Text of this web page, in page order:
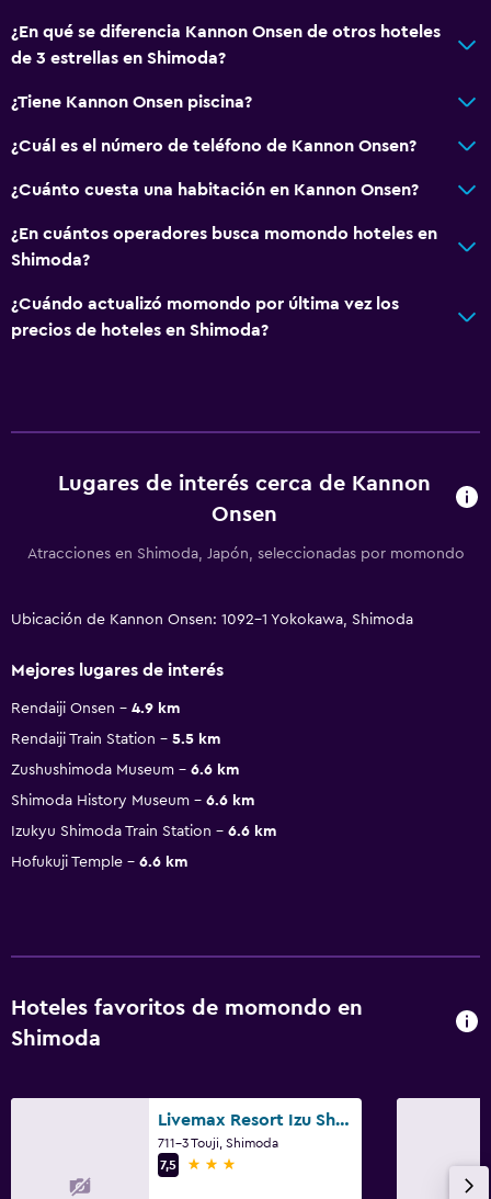
¿En qué se diferencia Kannon Onsen de otros hoteles
de 3 estrellas en Shimoda?
¿Tiene Kannon Onsen piscina?
¿Cuál es el número de teléfono de Kannon Onsen?
¿Cuánto cuesta una habitación en Kannon Onsen?
¿En cuántos operadores busca momondo hoteles en
Shimoda?
¿Cuándo actualizó momondo por última vez los
precios de hoteles en Shimoda?
Lugares de interés cerca de Kannon
Onsen
Atracciones en Shimoda, Japón, seleccionadas por momondo
Ubicación de Kannon Onsen: 1092-1 Yokokawa, Shimoda
Mejores lugares de interés
Rendaiji Onsen
4.9 km
Rendaiji Train Station
5.5 km
Zushushimoda Museum
6.6 km
Shimoda History Museum
6.6 km
Izukyu Shimoda Train Station
6.6 km
Hofukuji Temple
6.6 km
Hoteles favoritos de momondo en
Shimoda
Livemax Resort Izu Shimoda
711-3 Touji, Shimoda
7,5
3 estrellas